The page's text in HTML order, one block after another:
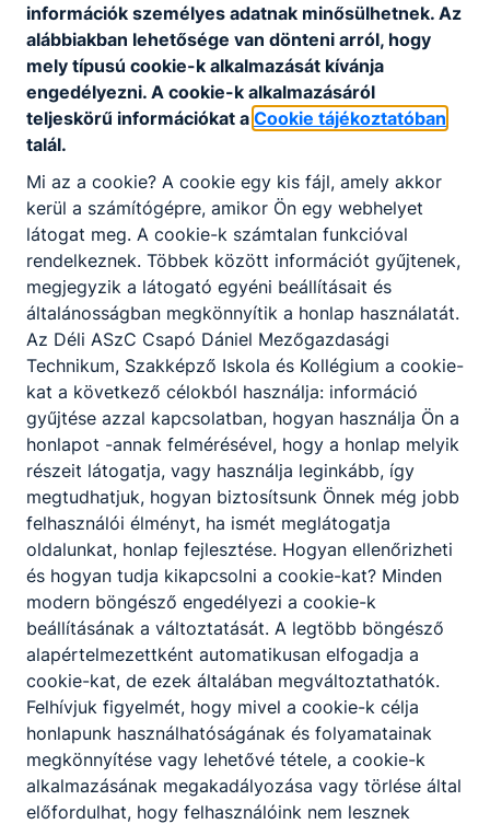
információk személyes adatnak minősülhetnek. Az
alábbiakban lehetősége van dönteni arról, hogy
mely típusú cookie-k alkalmazását kívánja
engedélyezni. A cookie-k alkalmazásáról
teljeskörű információkat a Cookie tájékoztatóban
talál.
Mi az a cookie? A cookie egy kis fájl, amely akkor
kerül a számítógépre, amikor Ön egy webhelyet
látogat meg. A cookie-k számtalan funkcióval
rendelkeznek. Többek között információt gyűjtenek,
megjegyzik a látogató egyéni beállításait és
általánosságban megkönnyítik a honlap használatát.
Az Déli ASzC Csapó Dániel Mezőgazdasági
Technikum, Szakképző Iskola és Kollégium a cookie-
kat a következő célokból használja: információ
gyűjtése azzal kapcsolatban, hogyan használja Ön a
honlapot -annak felmérésével, hogy a honlap melyik
részeit látogatja, vagy használja leginkább, így
megtudhatjuk, hogyan biztosítsunk Önnek még jobb
felhasználói élményt, ha ismét meglátogatja
oldalunkat, honlap fejlesztése. Hogyan ellenőrizheti
és hogyan tudja kikapcsolni a cookie-kat? Minden
modern böngésző engedélyezi a cookie-k
beállításának a változtatását. A legtöbb böngésző
alapértelmezettként automatikusan elfogadja a
cookie-kat, de ezek általában megváltoztathatók.
Felhívjuk figyelmét, hogy mivel a cookie-k célja
honlapunk használhatóságának és folyamatainak
megkönnyítése vagy lehetővé tétele, a cookie-k
alkalmazásának megakadályozása vagy törlése által
előfordulhat, hogy felhasználóink nem lesznek